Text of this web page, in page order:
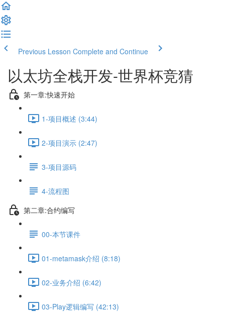
Previous Lesson Complete and Continue
以太坊全栈开发-世界杯竞猜
第一章:快速开始
1-项目概述 (3:44)
2-项目演示 (2:47)
3-项目源码
4-流程图
第二章:合约编写
00-本节课件
01-metamask介绍 (8:18)
02-业务介绍 (6:42)
03-Play逻辑编写 (42:13)